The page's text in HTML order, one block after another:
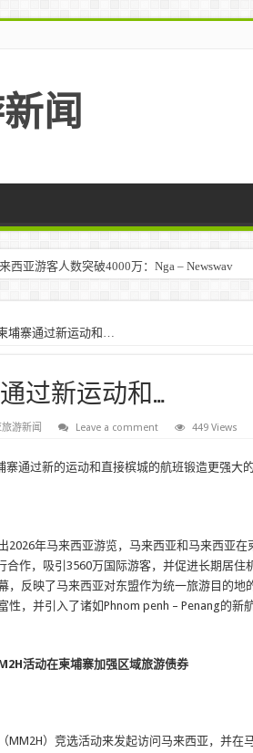
闻
西亚游客人数突破4000万：Nga – Newswav
埔寨通过新运动和…
过新运动和…
游新闻 Leave a comment 449 Views
通过新的运动和直接槟城的航班锻造更强大
2026年马来西亚游览，马来西亚和马来西亚在
合作，吸引3560万国际游客，并促进长期居住
，反映了马来西亚对东盟作为统一旅游目的地
性，并引入了诸如Phnom penh – Penang的新
活动在柬埔寨加强区域旅游债券
MM2H）竞选活动来发起访问马来西亚，并在